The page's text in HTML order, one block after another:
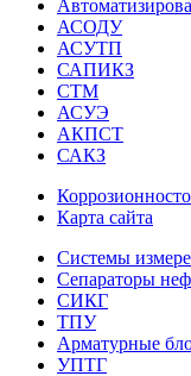
АСОДУ
АСУТП
САПИКЗ
СТМ
АСУЭ
АКПСТ
САКЗ
Карта сайта
Системы
Сепараторы
СИКГ
ТПУ
Арматурные
УПТГ